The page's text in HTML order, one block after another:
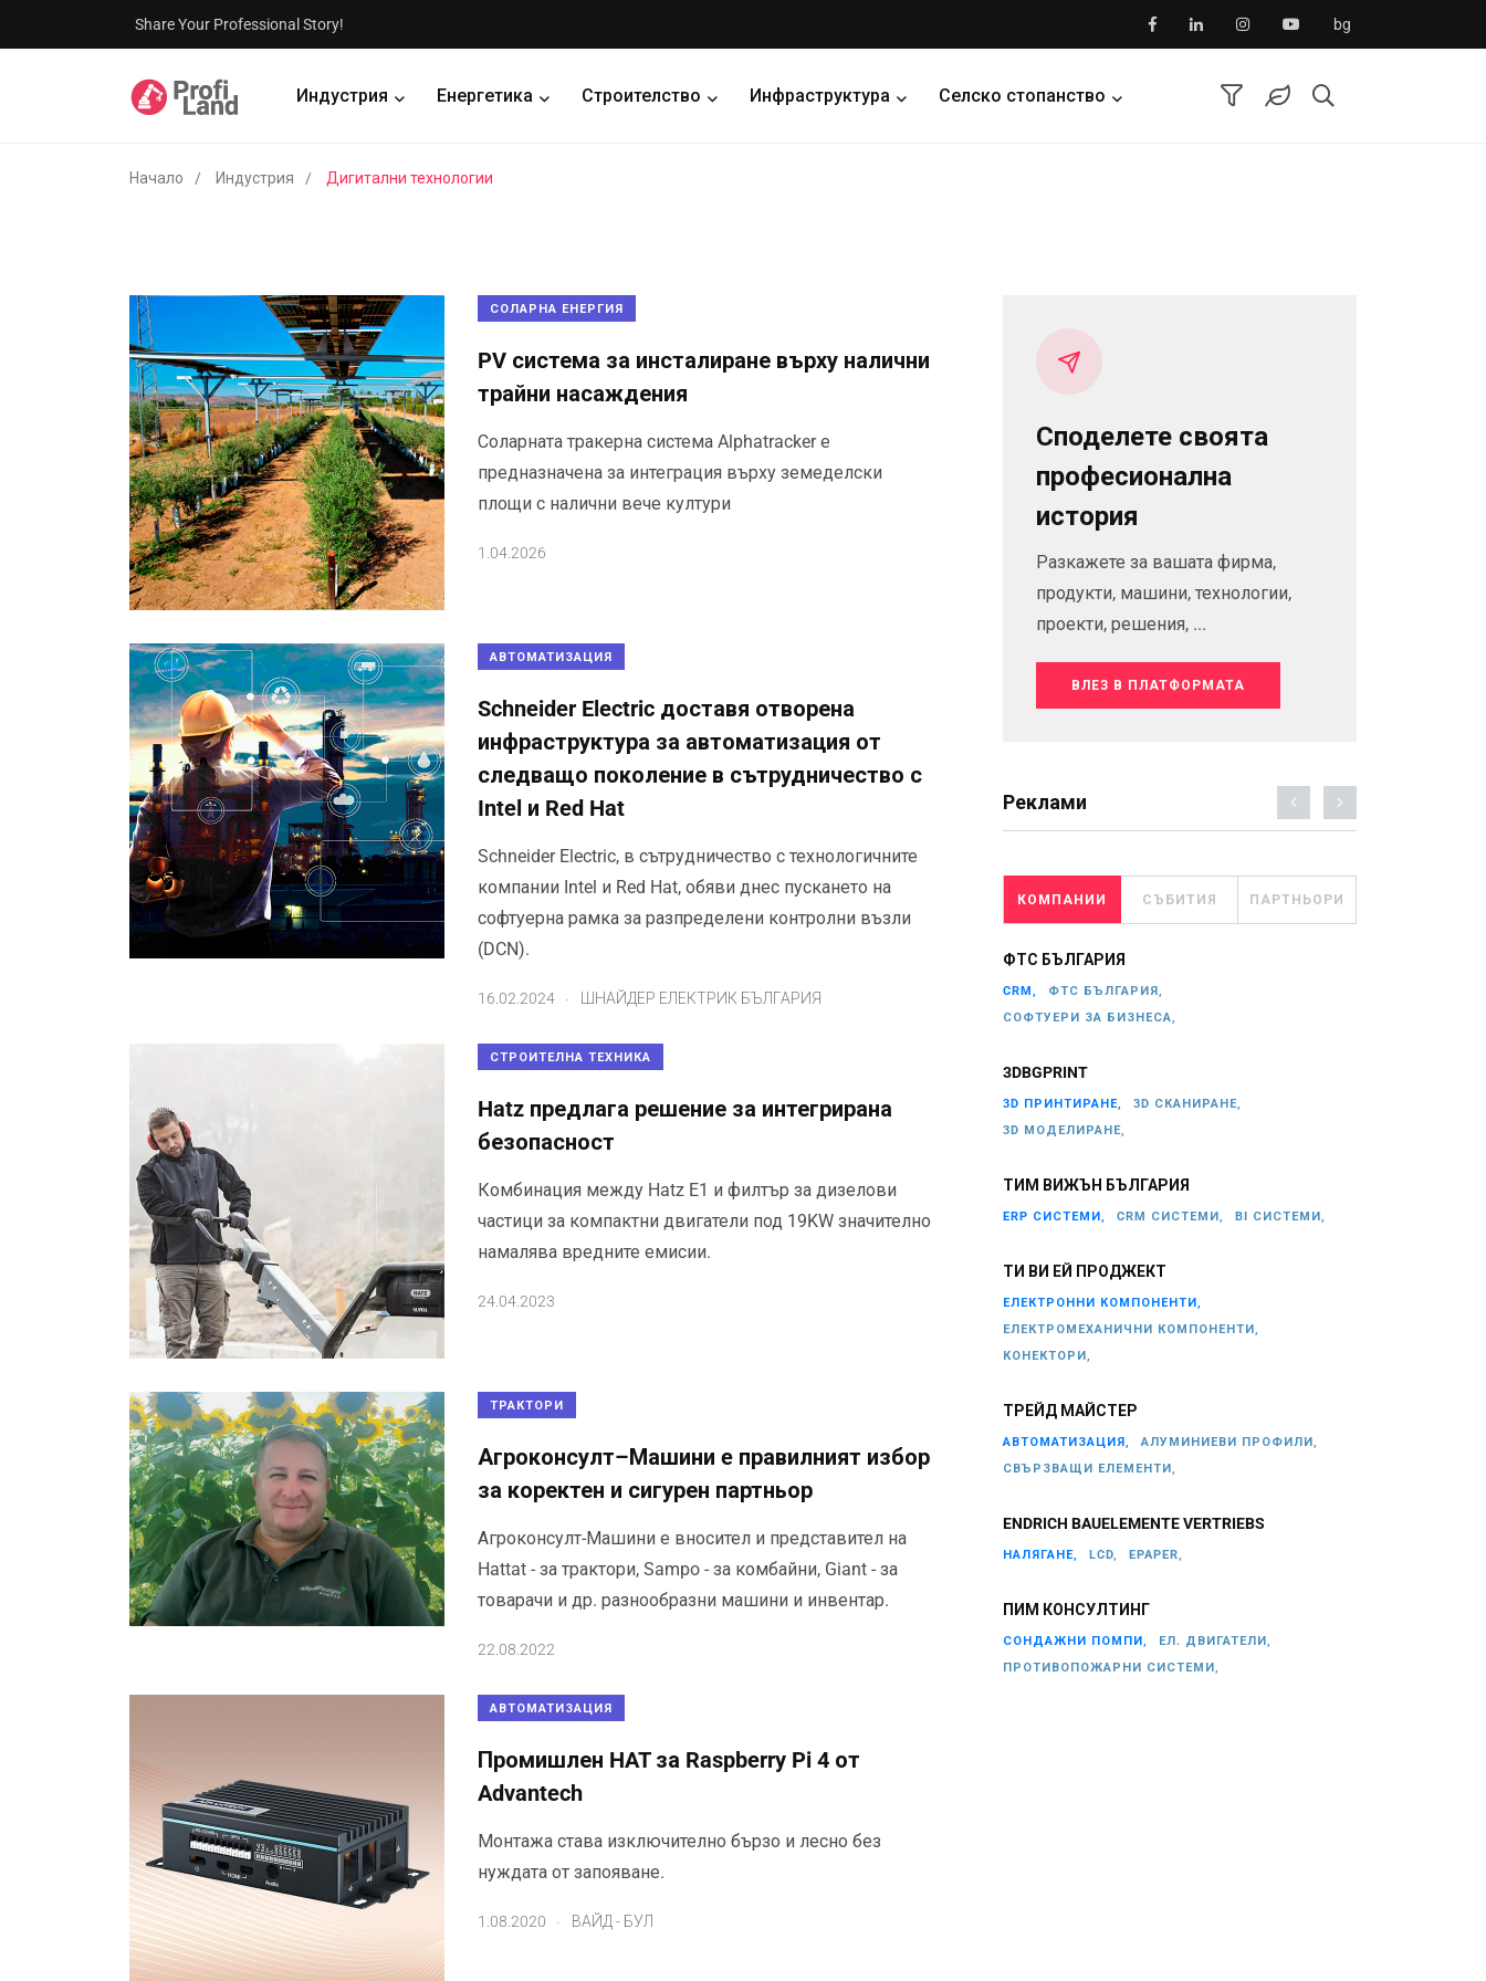
Share Your Professional Story! bg
Индустрия Енергетика Строителство Инфраструктура Селско стопанство
Начало Индустрия Дигитални технологии
СОЛАРНА ЕНЕРГИЯ
PV система за инсталиране върху налични
трайни насаждения
Соларната тракерна система Alphatracker е
предназначена за интеграция върху земеделски
площи с налични вече култури
1.04.2026
АВТОМАТИЗАЦИЯ
Schneider Electric доставя отворена
инфраструктура за автоматизация от
следващо поколение в сътрудничество с
Intel и Red Hat
Schneider Electric, в сътрудничество с технологичните
компании Intel и Red Hat, обяви днес пускането на
софтуерна рамка за разпределени контролни възли
(DCN).
16.02.2024 ШНАЙДЕР ЕЛЕКТРИК БЪЛГАРИЯ
СТРОИТЕЛНА ТЕХНИКА
Hatz предлага решение за интегрирана
безопасност
Комбинация между Hatz E1 и филтър за дизелови
частици за компактни двигатели под 19KW значително
намалява вредните емисии.
24.04.2023
ТРАКТОРИ
Агроконсулт–Машини e правилният избор
за коректен и сигурен партньор
Агроконсулт-Машини е вносител и представител на
Hattat - за трактори, Sampo - за комбайни, Giant - за
товарачи и др. разнообразни машини и инвентар.
22.08.2022
АВТОМАТИЗАЦИЯ
Промишлен HAT за Raspberry Pi 4 от
Advantech
Монтажа става изключително бързо и лесно без
нуждата от запояване.
1.08.2020 ВАЙД - БУЛ
Споделете своята
професионална
история
Разкажете за вашата фирма,
продукти, машини, технологии,
проекти, решения, ...
ВЛЕЗ В ПЛАТФОРМАТА
Реклами
КОМПАНИИ СЪБИТИЯ ПАРТНЬОРИ
ФТС БЪЛГАРИЯ
CRM,
ФТС БЪЛГАРИЯ,
СОФТУЕРИ ЗА БИЗНЕСА,
3DBGPRINT
3D ПРИНТИРАНЕ,
3D СКАНИРАНЕ,
3D МОДЕЛИРАНЕ,
ТИМ ВИЖЪН БЪЛГАРИЯ
ERP СИСТЕМИ, CRM СИСТЕМИ, BI СИСТЕМИ,
ТИ ВИ ЕЙ ПРОДЖЕКТ
ЕЛЕКТРОННИ КОМПОНЕНТИ,
ЕЛЕКТРОМЕХАНИЧНИ КОМПОНЕНТИ,
КОНЕКТОРИ,
ТРЕЙД МАЙСТЕР
АВТОМАТИЗАЦИЯ,
АЛУМИНИЕВИ ПРОФИЛИ,
СВЪРЗВАЩИ ЕЛЕМЕНТИ,
ENDRICH BAUELEMENTE VERTRIEBS
НАЛЯГАНЕ, LCD, EPAPER,
ПИМ КОНСУЛТИНГ
СОНДАЖНИ ПОМПИ,
ЕЛ. ДВИГАТЕЛИ,
ПРОТИВОПОЖАРНИ СИСТЕМИ,